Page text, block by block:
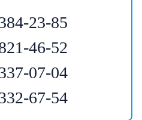
23-85
46-52
07-04
67-54